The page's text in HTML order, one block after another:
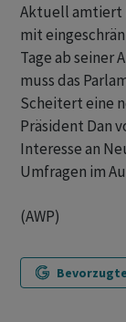
Aktuell amtiert
mit
Tage ab seiner
muss das
Scheitert eine
Präsident Dan
Interesse an
Umfragen im
(AWP)